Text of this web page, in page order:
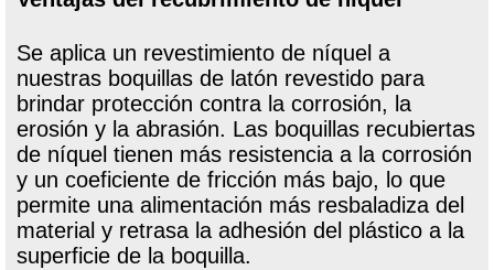
Se aplica un revestimiento de níquel a
nuestras boquillas de latón revestido para
brindar protección contra la corrosión, la
erosión y la abrasión. Las boquillas recubiertas
de níquel tienen más resistencia a la corrosión
y un coeficiente de fricción más bajo, lo que
permite una alimentación más resbaladiza del
material y retrasa la adhesión del plástico a la
superficie de la boquilla.